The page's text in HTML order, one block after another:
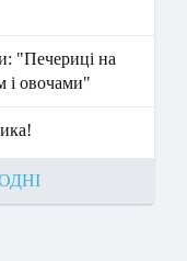
"Печериці на
і овочами"